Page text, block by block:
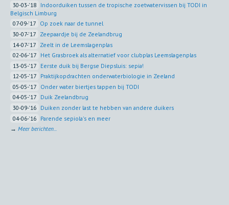
30-03-'18 Indoorduiken tussen de tropische zoetwatervissen bij TODI in
Belgisch Limburg
07-09-'17 Op zoek naar de tunnel
30-07-'17 Zeepaardje bij de Zeelandbrug
14-07-'17 Zeelt in de Leemslagenplas
02-06-'17 Het Grasbroek als alternatief voor clubplas Leemslagenplas
13-05-'17 Eerste duik bij Bergse Diepsluis: sepia!
12-05-'17 Praktijkopdrachten onderwaterbiologie in Zeeland
05-05-'17 Onder water biertjes tappen bij TODI
04-05-'17 Duik Zeelandbrug
30-09-'16 Duiken zonder last te hebben van andere duikers
04-06-'16 Parende sepiola's en meer
→ Meer berichten...